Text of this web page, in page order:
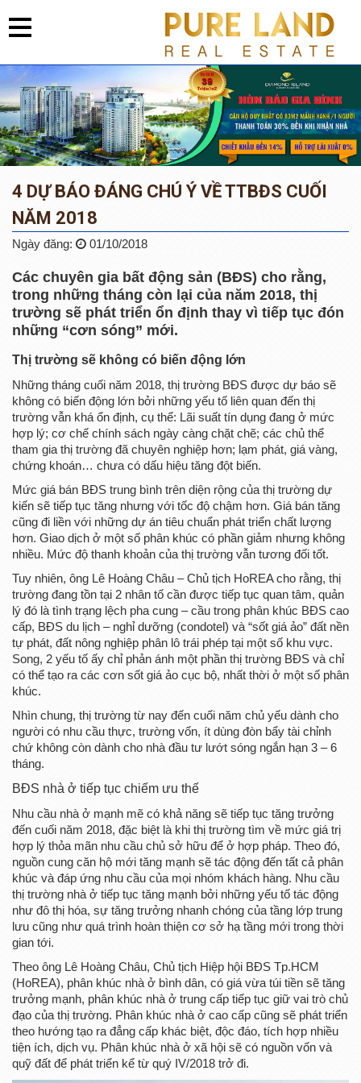
4 DỰ BÁO ĐÁNG CHÚ Ý VỀ TTBĐS CUỐI
NĂM 2018
Ngày đăng: 01/10/2018
Các chuyên gia bất động sản (BĐS) cho rằng,
trong những tháng còn lại của năm 2018, thị
trường sẽ phát triển ổn định thay vì tiếp tục đón
những “cơn sóng” mới.
Thị trường sẽ không có biến động lớn
Những tháng cuối năm 2018, thị trường BĐS được dự báo sẽ
không có biến động lớn bởi những yếu tố liên quan đến thị
trường vẫn khá ổn định, cụ thể: Lãi suất tín dụng đang ở mức
hợp lý; cơ chế chính sách ngày càng chặt chẽ; các chủ thể
tham gia thị trường đã chuyên nghiệp hơn; lạm phát, giá vàng,
chứng khoán… chưa có dấu hiệu tăng đột biến.
Mức giá bán BĐS trung bình trên diện rộng của thị trường dự
kiến sẽ tiếp tục tăng nhưng với tốc độ chậm hơn. Giá bán tăng
cũng đi liền với những dự án tiêu chuẩn phát triển chất lượng
hơn. Giao dịch ở một số phân khúc có phần giảm nhưng không
nhiều. Mức độ thanh khoản của thị trường vẫn tương đối tốt.
Tuy nhiên, ông Lê Hoàng Châu – Chủ tịch HoREA cho rằng, thị
trường đang tồn tại 2 nhân tố cần được tiếp tục quan tâm, quản
lý đó là tình trạng lệch pha cung – cầu trong phân khúc BĐS cao
cấp, BĐS du lịch – nghỉ dưỡng (condotel) và “sốt giá ảo” đất nền
tự phát, đất nông nghiệp phân lô trái phép tại một số khu vực.
Song, 2 yếu tố ấy chỉ phản ánh một phần thị trường BĐS và chỉ
có thể tạo ra các cơn sốt giá ảo cục bộ, nhất thời ở một số phân
khúc.
Nhìn chung, thị trường từ nay đến cuối năm chủ yếu dành cho
người có nhu cầu thực, trường vốn, ít dùng đòn bẩy tài chỉnh
chứ không còn dành cho nhà đầu tư lướt sóng ngắn hạn 3 – 6
tháng.
BĐS nhà ở tiếp tục chiếm ưu thế
Nhu cầu nhà ở mạnh mẽ có khả năng sẽ tiếp tục tăng trưởng
đến cuối năm 2018, đặc biệt là khi thị trường tìm về mức giá trị
hợp lý thỏa mãn nhu cầu chủ sở hữu để ở hợp pháp. Theo đó,
nguồn cung căn hộ mới tăng mạnh sẽ tác động đến tất cả phân
khúc và đáp ứng nhu cầu của mọi nhóm khách hàng. Nhu cầu
thị trường nhà ở tiếp tục tăng mạnh bởi những yếu tố tác động
như đô thị hóa, sự tăng trưởng nhanh chóng của tầng lớp trung
lưu cũng như quá trình hoàn thiện cơ sở hạ tầng mới trong thời
gian tới.
Theo ông Lê Hoàng Châu, Chủ tịch Hiệp hội BĐS Tp.HCM
(HoREA), phân khúc nhà ở bình dân, có giá vừa túi tiền sẽ tăng
trưởng mạnh, phân khúc nhà ở trung cấp tiếp tục giữ vai trò chủ
đạo của thị trường. Phân khúc nhà ở cao cấp cũng sẽ phát triển
theo hướng tạo ra đẳng cấp khác biệt, độc đáo, tích hợp nhiều
tiện ích, dịch vụ. Phân khúc nhà ở xã hội sẽ có nguồn vốn và
quỹ đất để phát triển kể từ quý IV/2018 trở đi.